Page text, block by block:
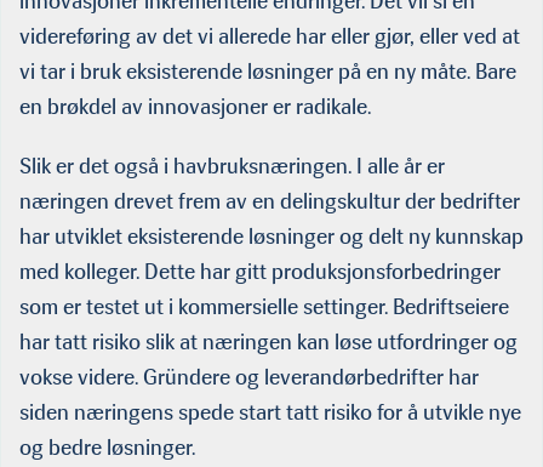
videreføring av det vi allerede har eller gjør, eller ved at
vi tar i bruk eksisterende løsninger på en ny måte. Bare
en brøkdel av innovasjoner er radikale.
Slik er det også i havbruksnæringen. I alle år er
næringen drevet frem av en delingskultur der bedrifter
har utviklet eksisterende løsninger og delt ny kunnskap
med kolleger. Dette har gitt produksjonsforbedringer
som er testet ut i kommersielle settinger. Bedriftseiere
har tatt risiko slik at næringen kan løse utfordringer og
vokse videre. Gründere og leverandørbedrifter har
siden næringens spede start tatt risiko for å utvikle nye
og bedre løsninger.